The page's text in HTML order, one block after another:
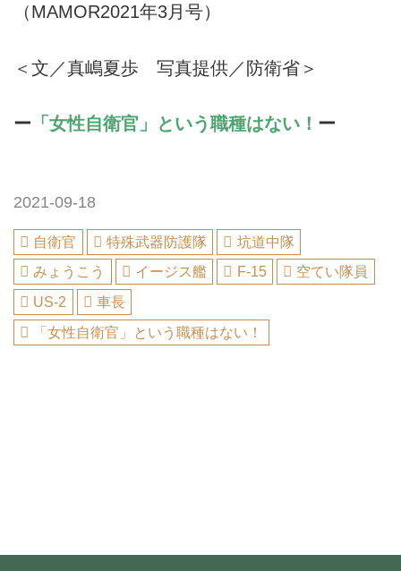
（MAMOR2021年3月号）
＜文／真嶋夏歩 写真提供／防衛省＞
ー 「女性自衛官」という職種はない！ ー
2021-09-18
自衛官 特殊武器防護隊
坑道中隊
みょうこう
イージス艦 F-15
空てい隊員
US-2
車長
「女性自衛官」という職種はない！